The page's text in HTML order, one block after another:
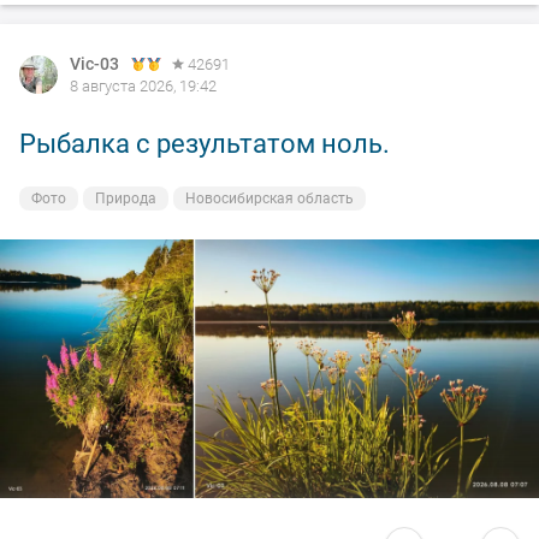
Vic-03
42691
8 августа 2026, 19:42
Рыбалка с результатом ноль.
Фото Природа Новосибирская область